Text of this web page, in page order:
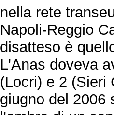
nella rete
Napoli-Reggio
disatteso è
L'Anas doveva
(Locri) e 2 (Sieri
giugno del 2006